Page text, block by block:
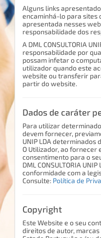
Alguns links
encaminhá-lo para sites
apresentada nesses
responsabilidade dos
A DML CONSULTORIA
responsabilidade por
possam infetar o
utilizador quando este
website ou transferir
partir do website.
Dados de caráter
Para utilizar
devem fornecer,
UNIP LDA determinados
O Utilizador, ao fornecer
consentimento para o
DML CONSULTORIA
conformidade com a
Consulte: Política de
Copyright
Este Website e o seu
direitos de autor,